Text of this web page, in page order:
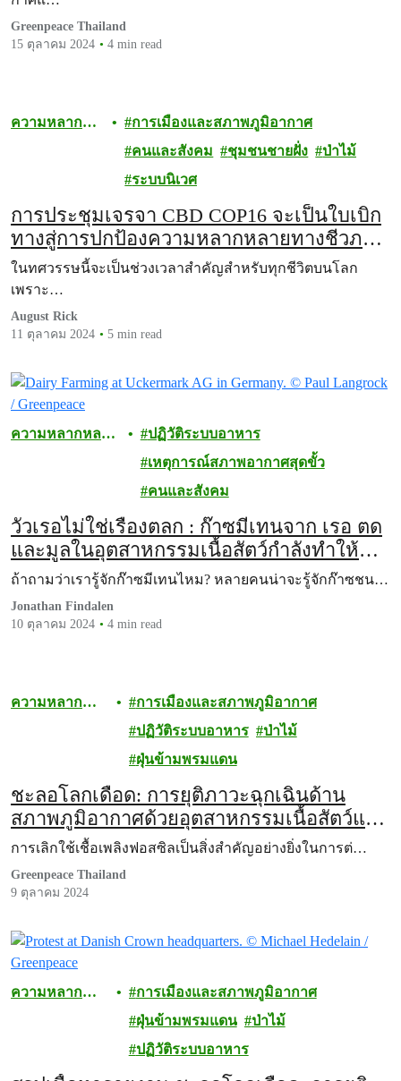
Greenpeace Thailand
15 ตุลาคม 2024
4 min read
ความหลาก
การเมืองและสภาพภูมิอากาศ
คนและสังคม
ชุมชนชายฝั่ง
ป่าไม้
ระบบนิเวศ
การประชุมเจรจา CBD COP16 จะเป็นใบเบิก
ทางสู่การปกป้องความหลากหลายทางชีวภาพ
อย่างแท้จริงหรือไม่?
ในทศวรรษนี้จะเป็นช่วงเวลาสำคัญสำหรับทุกชีวิตบนโลก
เพราะ…
August Rick
11 ตุลาคม 2024
5 min read
ความหลากหลาย
ปฏิวัติระบบอาหาร
เหตุการณ์สภาพอากาศสุดขั้ว
คนและสังคม
วัวเรอไม่ใช่เรื่องตลก : ก๊าซมีเทนจาก เรอ ตด
และมูลในอุตสาหกรรมเนื้อสัตว์กำลังทำให้
สภาพภูมิอากาศวิกฤต
ถ้าถามว่าเรารู้จักก๊าซมีเทนไหม? หลายคนน่าจะรู้จักก๊าซชน…
Jonathan Findalen
10 ตุลาคม 2024
4 min read
ความหลาก
การเมืองและสภาพภูมิอากาศ
ปฏิวัติระบบอาหาร
ป่าไม้
ฝุ่นข้ามพรมแดน
ชะลอโลกเดือด: การยุติภาวะฉุกเฉินด้าน
สภาพภูมิอากาศด้วยอุตสาหกรรมเนื้อสัตว์และ
นม
การเลิกใช้เชื้อเพลิงฟอสซิลเป็นสิ่งสำคัญอย่างยิ่งในการต่…
Greenpeace Thailand
9 ตุลาคม 2024
ความหลาก
การเมืองและสภาพภูมิอากาศ
ฝุ่นข้ามพรมแดน
ป่าไม้
ปฏิวัติระบบอาหาร